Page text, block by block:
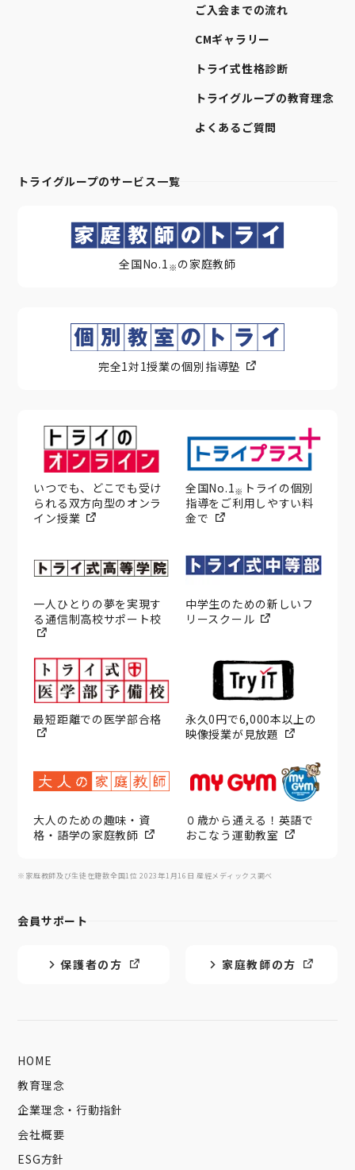
ご入会までの流れ
CMギャラリー
トライ式性格診断
トライグループの教育理念
よくあるご質問
トライグループのサービス一覧
全国No.1 ※ の家庭教師
完全1対1授業の個別指導塾
いつでも、どこでも受け
られる双方向型のオンラ
イン授業
全国No.1※ トライの個別
指導をご利用しやすい料
金で
一人ひとりの夢を実現す
る通信制高校サポート校
中学生のための新しいフ
リースクール
最短距離での医学部合格
永久0円で6,000本以上の
映像授業が見放題
大人のための趣味・資
格・語学の家庭教師
０歳から通える！英語で
おこなう運動教室
※家庭教師及び生徒在籍数全国1位 2023年1月16日 産經メディックス調べ
会員サポート
保護者の方 家庭教師の方
HOME
教育理念
企業理念・行動指針
会社概要
ESG方針